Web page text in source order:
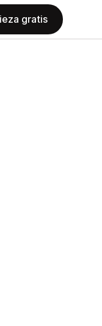
gratis